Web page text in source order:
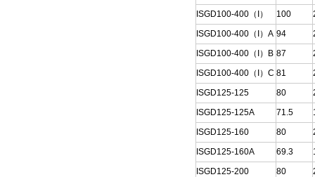
ISGD100-400（I）
100
ISGD100-400（I）A 94
ISGD100-400（I）B 87
ISGD100-400（I）C 81
ISGD125-125
80
ISGD125-125A
71.5
ISGD125-160
80
ISGD125-160A
69.3
ISGD125-200
80